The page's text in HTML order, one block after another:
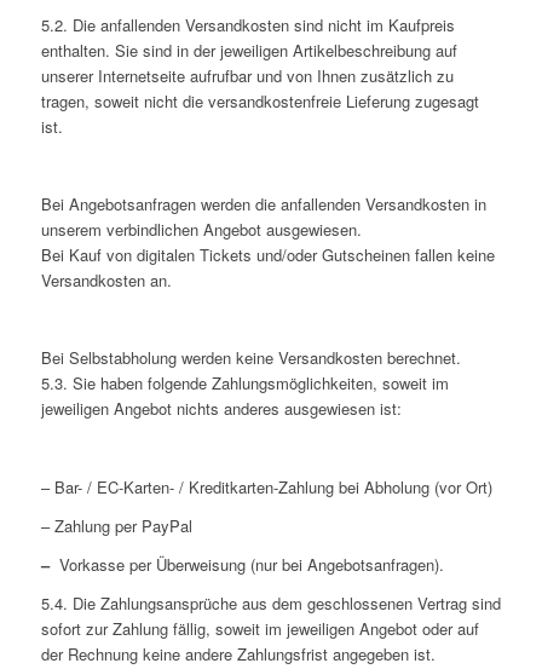
5.2. Die anfallenden Versandkosten sind nicht im Kaufpreis
enthalten. Sie sind in der jeweiligen Artikelbeschreibung auf
unserer Internetseite aufrufbar und von Ihnen zusätzlich zu
tragen, soweit nicht die versandkostenfreie Lieferung zugesagt
ist.
Bei Angebotsanfragen werden die anfallenden Versandkosten in
unserem verbindlichen Angebot ausgewiesen.
Bei Kauf von digitalen Tickets und/oder Gutscheinen fallen keine
Versandkosten an.
Bei Selbstabholung werden keine Versandkosten berechnet.
5.3. Sie haben folgende Zahlungsmöglichkeiten, soweit im
jeweiligen Angebot nichts anderes ausgewiesen ist:
– Bar- / EC-Karten- / Kreditkarten-Zahlung bei Abholung (vor Ort)
– Zahlung per PayPal
– Vorkasse per Überweisung (nur bei Angebotsanfragen).
5.4. Die Zahlungsansprüche aus dem geschlossenen Vertrag sind
sofort zur Zahlung fällig, soweit im jeweiligen Angebot oder auf
der Rechnung keine andere Zahlungsfrist angegeben ist.